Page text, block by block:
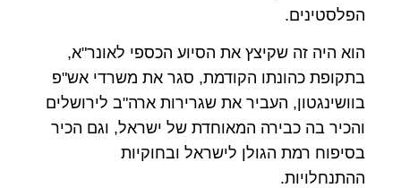
הפלסטינים.
הוא היה זה שקיצץ את הסיוע הכספי לאונר"א,
בתקופת כהונתו הקודמת, סגר את משרדי אש"פ
בוושינגטון, העביר את שגרירות ארה"ב לירושלים
והכיר בה כבירה המאוחדת של ישראל, וגם הכיר
בסיפוח רמת הגולן לישראל ובחוקיות
ההתנחלויות.